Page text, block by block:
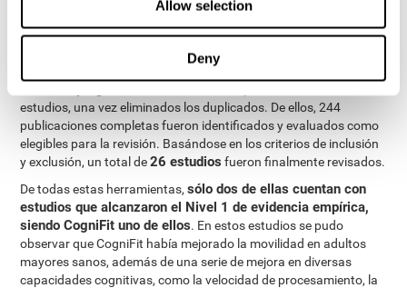
Allow selection
Deny
comercializados de entrenamiento cerebral, de los cuales 14
fueron excluidos por no estar dirigidos a la población de interés
para el estudio, o por aplicarse en un formato no computarizado.
estudios, una vez eliminados los duplicados. De ellos, 244
publicaciones completas fueron identificados y evaluados como
elegibles para la revisión. Basándose en los criterios de inclusión
y exclusión, un total de26 estudios fueron finalmente revisados.
De todas estas herramientas,sólo dos de ellas cuentan con
estudios que alcanzaron el Nivel 1 de evidencia empírica,
siendo CogniFit uno de ellos. En estos estudios se pudo
observar que CogniFit había mejorado la movilidad en adultos
mayores sanos, además de una serie de mejora en diversas
capacidades cognitivas, como la velocidad de procesamiento, la